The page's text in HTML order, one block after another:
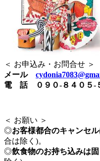
＜ お申込み・お問合せ ＞
メール
電 話
０９０-８４０５-
＜ お願い ＞
◎お客様都合のキャンセ
合は除く)。
◎飲食物のお持ち込みは